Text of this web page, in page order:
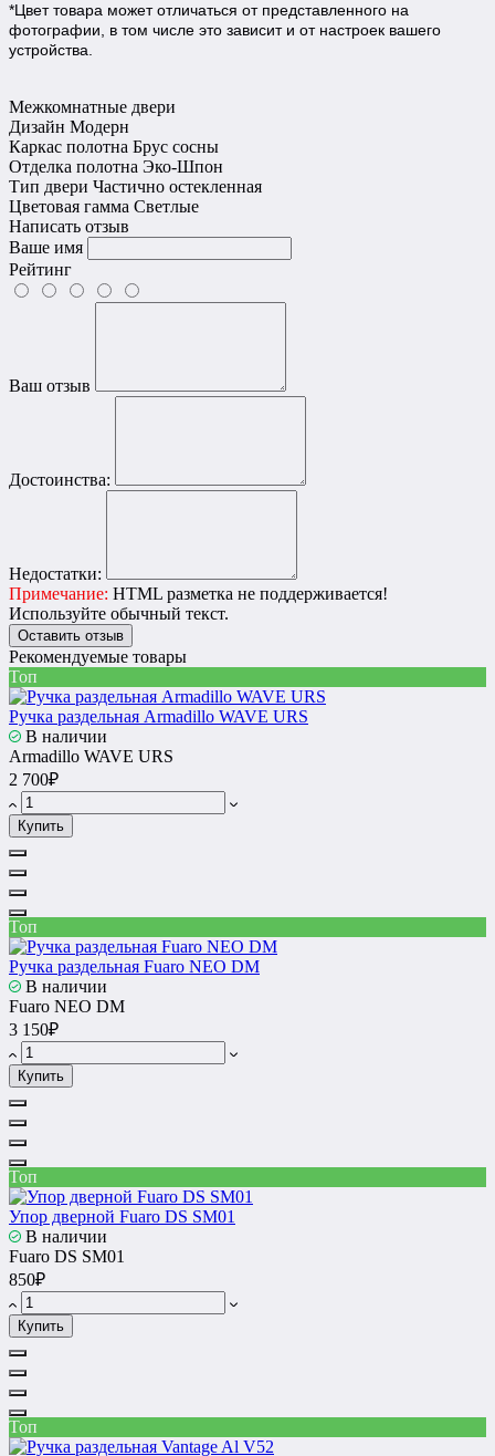
*Цвет товара может отличаться от представленного на
фотографии, в том числе это зависит и от настроек вашего
устройства.
Межкомнатные двери
Дизайн Модерн
Каркас полотна Брус сосны
Отделка полотна Эко-Шпон
Тип двери Частично остекленная
Цветовая гамма Светлые
Написать отзыв
Ваше имя
Рейтинг
Ваш отзыв
Достоинства:
Недостатки:
Примечание: HTML разметка не поддерживается!
Используйте обычный текст.
Оставить отзыв
Рекомендуемые товары
Топ
Ручка раздельная Armadillo WAVE URS
В наличии
Armadillo WAVE URS
2 700₽
Купить
Топ
Ручка раздельная Fuaro NEO DM
В наличии
Fuaro NEO DM
3 150₽
Купить
Топ
Упор дверной Fuaro DS SM01
В наличии
Fuaro DS SM01
850₽
Купить
Топ